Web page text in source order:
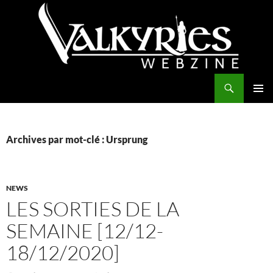
Archives par mot-clé : Ursprung
NEWS
LES SORTIES DE LA
SEMAINE [12/12-
18/12/2020]